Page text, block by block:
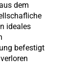
dem
ideales
befestigt